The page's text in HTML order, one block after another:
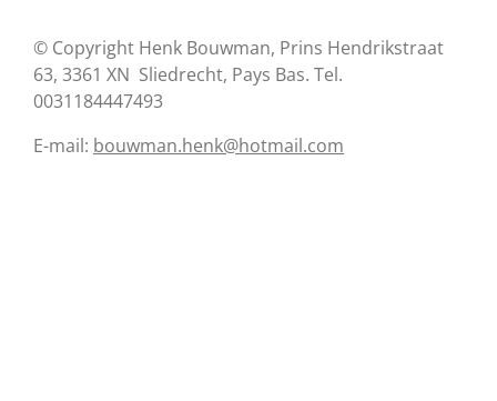
© Copyright Henk Bouwman, Prins Hendrikstraat
63, 3361 XN Sliedrecht, Pays Bas. Tel.
0031184447493
E-mail: bouwman.henk@hotmail.com